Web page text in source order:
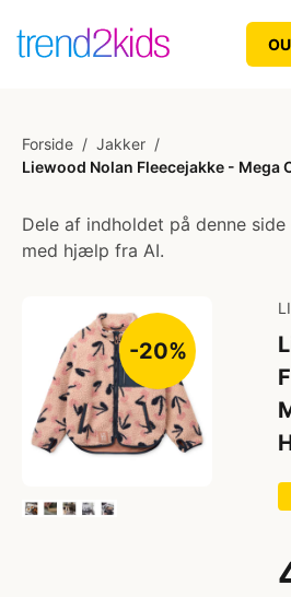
Forside / Jakker /
Liewood Nolan Fleecejakke - Mega
Dele af indholdet på denne
med hjælp fra AI.
-20%